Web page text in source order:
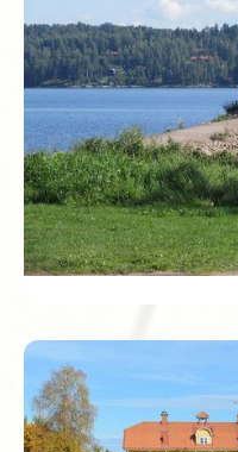
waarvan er veel open
aan het Mälarmeer,
perfecte plek voor een
Het Dalarnapaardje,